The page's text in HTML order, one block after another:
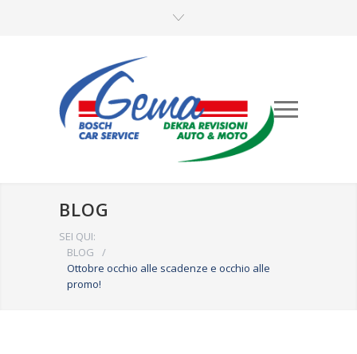
BLOG
SEI QUI:
BLOG
/
Ottobre occhio alle scadenze e occhio alle
promo!